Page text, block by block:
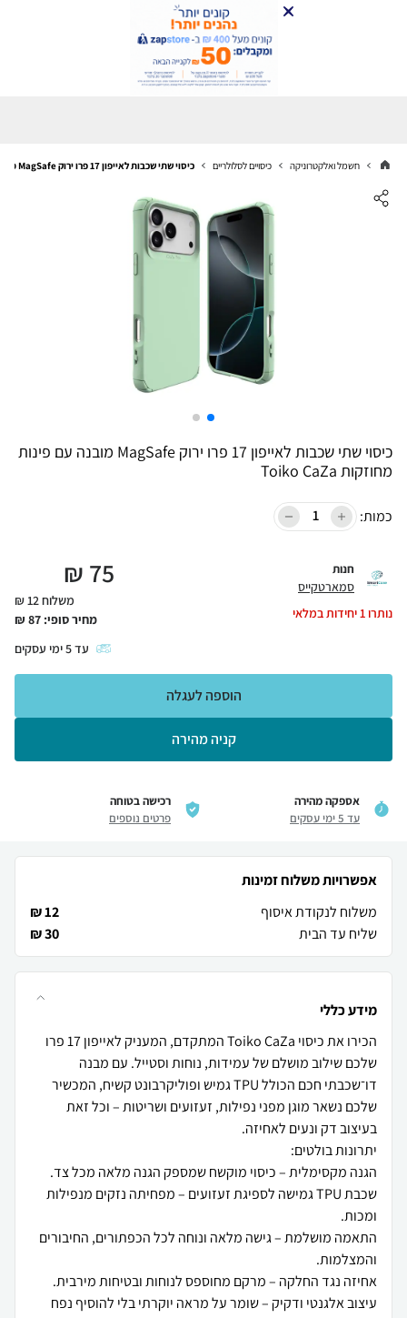
חשמל ואלקטרוניקה כיסויים לסלולריים כיסוי שתי שכבות לאייפון 17 פרו ירוק MagSafe מובנה עם פינות מחוזקות Toiko CaZa
כיסוי שתי שכבות לאייפון 17 פרו ירוק MagSafe מובנה עם פינות
מחוזקות Toiko CaZa
כמות:
חנות
סמארטקייס
נותרו1יחידות במלאי
75
₪
משלוח 12 ₪
מחיר סופי: 87
₪
עד5ימי עסקים
קניה מהירה
הוספה לעגלה
אספקה מהירה
עד 5 ימי עסקים
רכישה בטוחה
פרטים נוספים
אפשרויות משלוח זמינות
משלוח לנקודת איסוף
12 ₪
שליח עד הבית
30 ₪
מידע כללי
הכירו את כיסוי Toiko CaZa המתקדם, המעניק לאייפון 17 פרו
שלכם שילוב מושלם של עמידות, נוחות וסטייל. עם מבנה
דו־שכבתי חכם הכולל TPU גמיש ופוליקרבונט קשיח, המכשיר
שלכם נשאר מוגן מפני נפילות, זעזועים ושריטות – וכל זאת
שכבת TPU גמישה לספיגת זעזועים – מפחיתה נזקים מנפילות
התאמה מושלמת – גישה מלאה ונוחה לכל הכפתורים, החיבורים
עיצוב אלגנטי ודקיק – שומר על מראה יוקרתי בלי להוסיף נפח